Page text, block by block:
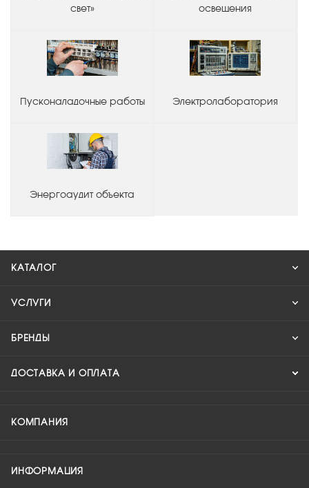
свет»
освещения
Пусконаладочные работы Электролаборатория
Энергоаудит объекта
КАТАЛОГ
УСЛУГИ
БРЕНДЫ
ДОСТАВКА И ОПЛАТА
КОМПАНИЯ
ИНФОРМАЦИЯ